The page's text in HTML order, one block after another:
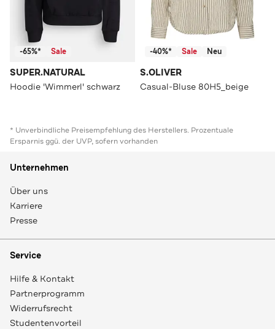
-65%* Sale
SUPER.NATURAL
Hoodie 'Wimmerl' schwarz
-40%* Sale Neu
S.OLIVER
Casual-Bluse 80H5_beige
* Unverbindliche Preisempfehlung des Herstellers. Prozentuale
Ersparnis ggü. der UVP, sofern vorhanden
Unternehmen
Über uns
Karriere
Presse
Service
Hilfe & Kontakt
Partnerprogramm
Widerrufsrecht
Studentenvorteil